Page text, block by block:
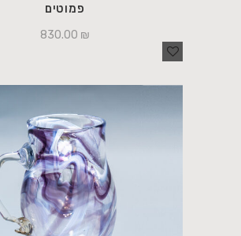
פמוטים
830.00 ₪